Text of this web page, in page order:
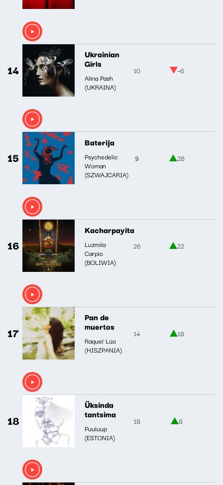
14
Ukrainian
Girls
Alina Pash
(UKRAINA)
10 -6
15
Baterija
Psychedelic
Woman
(SZWAJCARIA)
9 28
16
Kacharpayita
Luzmila
Carpio
(BOLIWIA)
26 22
17
Pan de
muertos
Raquel Lúa
(HISZPANIA)
14 18
18
Üksinda
tantsima
Puuluup
(ESTONIA)
18 8